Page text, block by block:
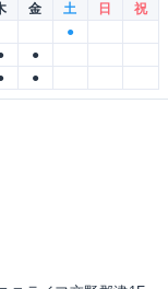
金 土 日
祝
●
●
●